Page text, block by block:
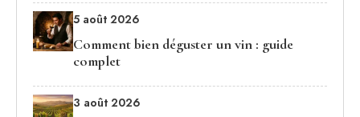
5 août 2026
Comment bien déguster un vin : guide
complet
3 août 2026